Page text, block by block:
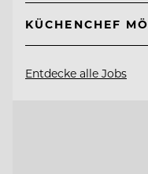
KÜCHENCHEF
Entdecke alle Jobs